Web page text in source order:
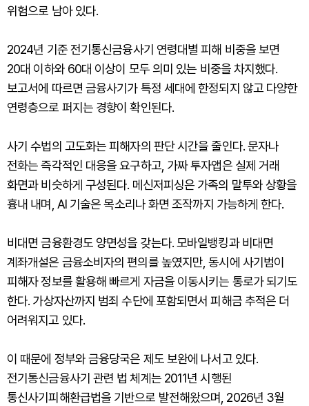
위험으로 남아 있다.
2024년 기준 전기통신금융사기 연령대별 피해 비중을 보면
20대 이하와 60대 이상이 모두 의미 있는 비중을 차지했다.
보고서에 따르면 금융사기가 특정 세대에 한정되지 않고 다양한
연령층으로 퍼지는 경향이 확인된다.
사기 수법의 고도화는 피해자의 판단 시간을 줄인다. 문자나
전화는 즉각적인 대응을 요구하고, 가짜 투자앱은 실제 거래
화면과 비슷하게 구성된다. 메신저피싱은 가족의 말투와 상황을
흉내 내며, AI 기술은 목소리나 화면 조작까지 가능하게 한다.
비대면 금융환경도 양면성을 갖는다. 모바일뱅킹과 비대면
계좌개설은 금융소비자의 편의를 높였지만, 동시에 사기범이
피해자 정보를 활용해 빠르게 자금을 이동시키는 통로가 되기도
한다. 가상자산까지 범죄 수단에 포함되면서 피해금 추적은 더
어려워지고 있다.
이 때문에 정부와 금융당국은 제도 보완에 나서고 있다.
전기통신금융사기 관련 법 체계는 2011년 시행된
통신사기피해환급법을 기반으로 발전해왔으며, 2026년 3월